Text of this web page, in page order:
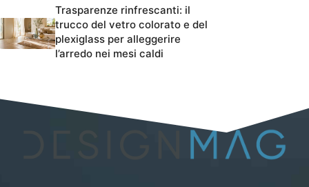
Trasparenze rinfrescanti: il
trucco del vetro colorato e del
plexiglass per alleggerire
l’arredo nei mesi caldi